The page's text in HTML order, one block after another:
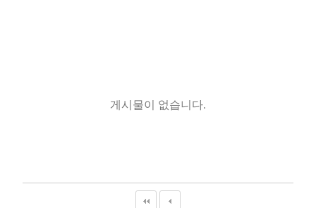
게시물이 없습니다.